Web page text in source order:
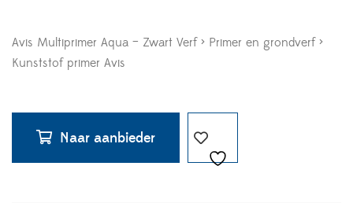
Avis Multiprimer Aqua – Zwart Verf > Primer en grondverf >
Kunststof primer Avis
Naar aanbieder